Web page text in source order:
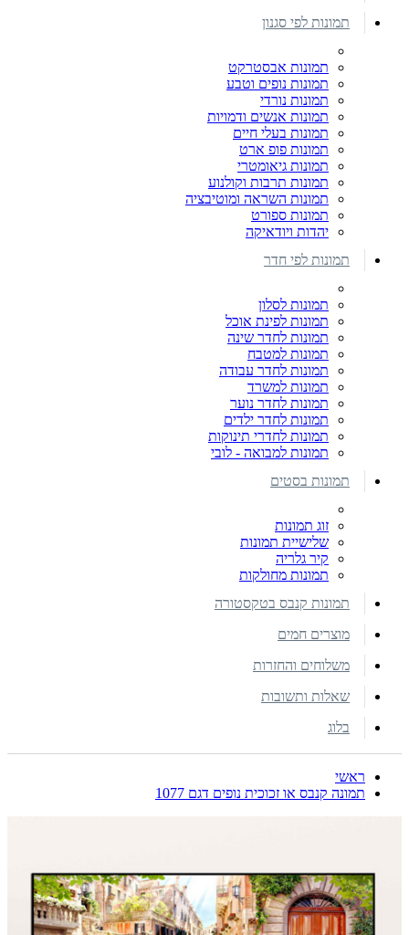
תמונות לפי סגנון
תמונות אבסטרקט
תמונות נופים וטבע
תמונות נורדי
תמונות אנשים ודמויות
תמונות בעלי חיים
תמונות פופ ארט
תמונות גיאומטרי
תמונות תרבות וקולנוע
תמונות השראה ומוטיבציה
תמונות ספורט
יהדות ויודאיקה
תמונות לפי חדר
תמונות לסלון
תמונות לפינת אוכל
תמונות לחדר שינה
תמונות למטבח
תמונות לחדר עבודה
תמונות למשרד
תמונות לחדר נוער
תמונות לחדר ילדים
תמונות לחדרי תינוקות
תמונות למבואה - לובי
תמונות בסטים
זוג תמונות
שלישיית תמונות
קיר גלריה
תמונות מחולקות
תמונות קנבס בטקסטורה
מוצרים חמים
משלוחים והחזרות
שאלות ותשובות
בלוג
ראשי
תמונה קנבס או זכוכית נופים דגם 1077